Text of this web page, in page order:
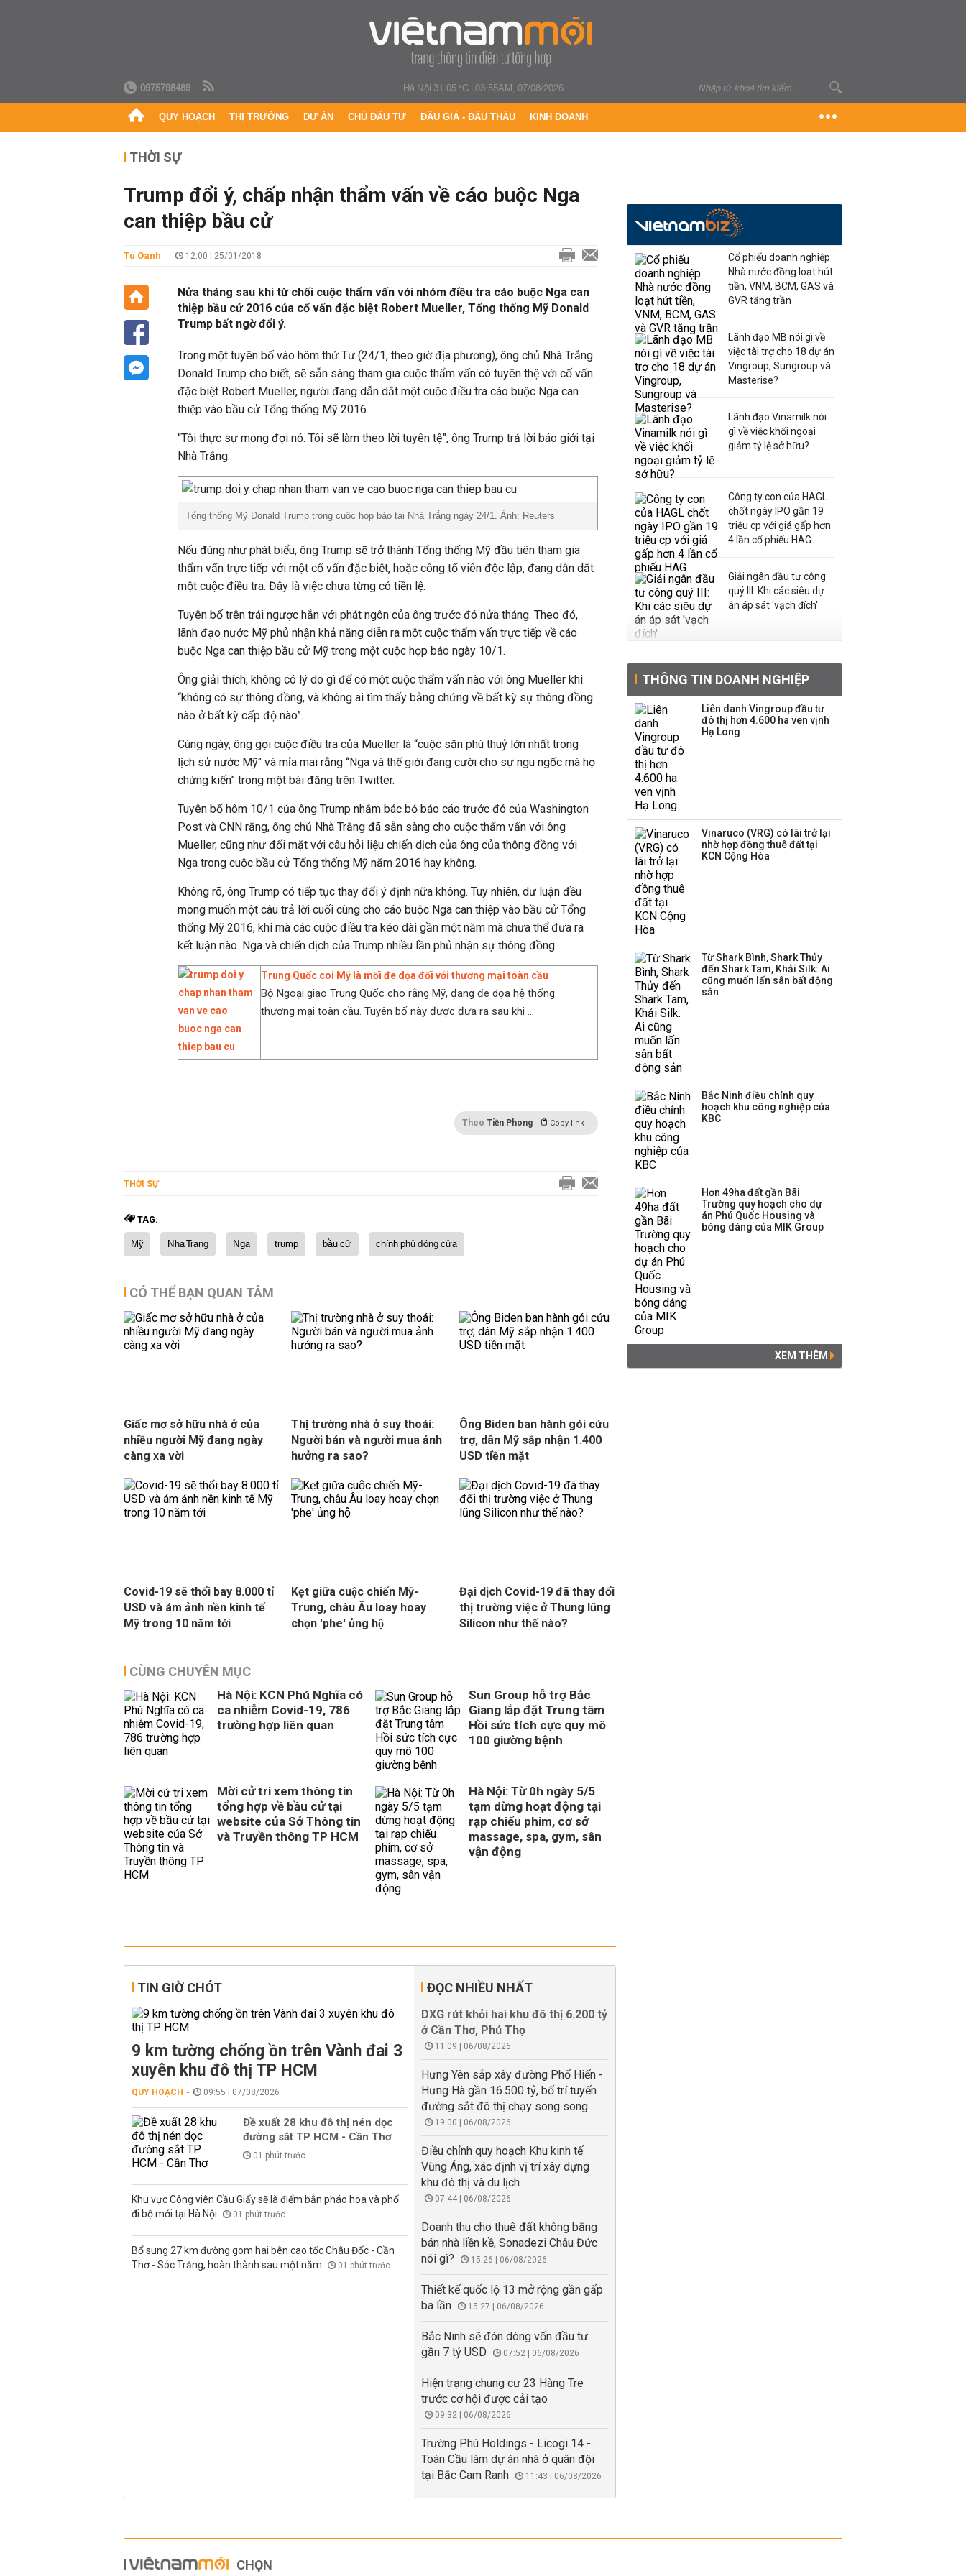
0975798489 Hà Nội 31.05 °C|03:55AM, 07/08/2026
QUY HOẠCH THỊ TRƯỜNG DỰ ÁN CHỦ ĐẦU TƯ ĐẤU GIÁ - ĐẤU THẦU KINH DOANH
THỜI SỰ
Trump đổi ý, chấp nhận thẩm vấn về cáo buộc Nga
can thiệp bầu cử
Tú Oanh 12:00 | 25/01/2018
Nửa tháng sau khi từ chối cuộc thẩm vấn với nhóm điều tra cáo buộc Nga can
thiệp bầu cử 2016 của cố vấn đặc biệt Robert Mueller, Tổng thống Mỹ Donald
Trump bất ngờ đổi ý.
Trong một tuyên bố vào hôm thứ Tư (24/1, theo giờ địa phương), ông chủ Nhà Trắng
Donald Trump cho biết, sẽ sẵn sàng tham gia cuộc thẩm vấn có tuyên thệ với cố vấn
đặc biệt Robert Mueller, người đang dẫn dắt một cuộc điều tra cáo buộc Nga can
thiệp vào bầu cử Tổng thống Mỹ 2016.
“Tôi thực sự mong đợi nó. Tôi sẽ làm theo lời tuyên tệ”, ông Trump trả lời báo giới tại
Nhà Trắng.
Tổng thống Mỹ Donald Trump trong cuộc họp báo tại Nhà Trắng ngày 24/1. Ảnh: Reuters
Nếu đúng như phát biểu, ông Trump sẽ trở thành Tổng thống Mỹ đầu tiên tham gia
thẩm vấn trực tiếp với một cố vấn đặc biệt, hoặc công tố viên độc lập, đang dẫn dắt
một cuộc điều tra. Đây là việc chưa từng có tiền lệ.
Tuyên bố trên trái ngược hẳn với phát ngôn của ông trước đó nửa tháng. Theo đó,
lãnh đạo nước Mỹ phủ nhận khả năng diễn ra một cuộc thẩm vấn trực tiếp về cáo
buộc Nga can thiệp bầu cử Mỹ trong một cuộc họp báo ngày 10/1.
Ông giải thích, không có lý do gì để có một cuộc thẩm vấn nào với ông Mueller khi
“không có sự thông đồng, và không ai tìm thấy bằng chứng về bất kỳ sự thông đồng
nào ở bất kỳ cấp độ nào”.
Cùng ngày, ông gọi cuộc điều tra của Mueller là “cuộc săn phù thuỷ lớn nhất trong
lịch sử nước Mỹ" và mỉa mai rằng “Nga và thế giới đang cười cho sự ngu ngốc mà họ
chứng kiến” trong một bài đăng trên Twitter.
Tuyên bố hôm 10/1 của ông Trump nhằm bác bỏ báo cáo trước đó của Washington
Post và CNN rằng, ông chủ Nhà Trắng đã sẵn sàng cho cuộc thẩm vấn với ông
Mueller, cũng như đối mặt với câu hỏi liệu chiến dịch của ông của thông đồng với
Nga trong cuộc bầu cử Tổng thống Mỹ năm 2016 hay không.
Không rõ, ông Trump có tiếp tục thay đổi ý định nữa không. Tuy nhiên, dư luận đều
mong muốn một câu trả lời cuối cùng cho cáo buộc Nga can thiệp vào bầu cử Tổng
thống Mỹ 2016, khi mà các cuộc điều tra kéo dài gần một năm mà chưa thể đưa ra
kết luận nào. Nga và chiến dịch của Trump nhiều lần phủ nhận sự thông đồng.
Trung Quốc coi Mỹ là mối đe dọa đối với thương mại toàn cầu
Bộ Ngoại giao Trung Quốc cho rằng Mỹ, đang đe dọa hệ thống
thương mại toàn cầu. Tuyên bố này được đưa ra sau khi ...
Theo Tiền Phong Copy link
THỜI SỰ
TAG:
Mỹ Nha Trang Nga trump bầu cử chính phủ đóng cửa
CÓ THỂ BẠN QUAN TÂM
Giấc mơ sở hữu nhà ở của
nhiều người Mỹ đang ngày
càng xa vời
Thị trường nhà ở suy thoái:
Người bán và người mua ảnh
hưởng ra sao?
Ông Biden ban hành gói cứu
trợ, dân Mỹ sắp nhận 1.400
USD tiền mặt
Covid-19 sẽ thổi bay 8.000 tỉ
USD và ám ảnh nền kinh tế
Mỹ trong 10 năm tới
Kẹt giữa cuộc chiến Mỹ-
Trung, châu Âu loay hoay
chọn 'phe' ủng hộ
Đại dịch Covid-19 đã thay đổi
thị trường việc ở Thung lũng
Silicon như thế nào?
CÙNG CHUYÊN MỤC
Hà Nội: KCN Phú Nghĩa có
ca nhiễm Covid-19, 786
trường hợp liên quan
Sun Group hỗ trợ Bắc
Giang lắp đặt Trung tâm
Hồi sức tích cực quy mô
100 giường bệnh
Mời cử tri xem thông tin
tổng hợp về bầu cử tại
website của Sở Thông tin
và Truyền thông TP HCM
Hà Nội: Từ 0h ngày 5/5
tạm dừng hoạt động tại
rạp chiếu phim, cơ sở
massage, spa, gym, sân
vận động
TIN GIỜ CHÓT
9 km tường chống ồn trên Vành đai 3
xuyên khu đô thị TP HCM
QUY HOẠCH 09:55 | 07/08/2026
Đề xuất 28 khu đô thị nén dọc
đường sắt TP HCM - Cần Thơ
01 phút trước
Khu vực Công viên Cầu Giấy sẽ là điểm bắn pháo hoa và phố
đi bộ mới tại Hà Nội
01 phút trước
Bổ sung 27 km đường gom hai bên cao tốc Châu Đốc - Cần
Thơ - Sóc Trăng, hoàn thành sau một năm
01 phút trước
ĐỌC NHIỀU NHẤT
DXG rút khỏi hai khu đô thị 6.200 tỷ
ở Cần Thơ, Phú Thọ
11:09 | 06/08/2026
Hưng Yên sắp xây đường Phố Hiến -
Hưng Hà gần 16.500 tỷ, bố trí tuyến
đường sắt đô thị chạy song song
19:00 | 06/08/2026
Điều chỉnh quy hoạch Khu kinh tế
Vũng Áng, xác định vị trí xây dựng
khu đô thị và du lịch
07:44 | 06/08/2026
Doanh thu cho thuê đất không bằng
bán nhà liền kề, Sonadezi Châu Đức
nói gì?
15:26 | 06/08/2026
Thiết kế quốc lộ 13 mở rộng gần gấp
ba lần
15:27 | 06/08/2026
Bắc Ninh sẽ đón dòng vốn đầu tư
gần 7 tỷ USD
07:52 | 06/08/2026
Hiện trạng chung cư 23 Hàng Tre
trước cơ hội được cải tạo
09:32 | 06/08/2026
Trường Phú Holdings - Licogi 14 -
Toàn Cầu làm dự án nhà ở quân đội
tại Bắc Cam Ranh
11:43 | 06/08/2026
Cổ phiếu doanh nghiệp
Nhà nước đồng loạt hút
tiền, VNM, BCM, GAS và
GVR tăng trần
Lãnh đạo MB nói gì về
việc tài trợ cho 18 dự án
Vingroup, Sungroup và
Masterise?
Lãnh đạo Vinamilk nói
gì về việc khối ngoại
giảm tỷ lệ sở hữu?
Công ty con của HAGL
chốt ngày IPO gần 19
triệu cp với giá gấp hơn
4 lần cổ phiếu HAG
Giải ngân đầu tư công
quý III: Khi các siêu dự
án áp sát 'vạch đích'
triển quỹ hưu trí: Từ tiết
kiệm gia đình thành
nguồn cấp vốn dài hạn
và kinh nghiệm từ
Malaysia
Iran xem xét cấm tàu
Mỹ qua eo biển
THÔNG TIN DOANH NGHIỆP
Liên danh Vingroup đầu tư
đô thị hơn 4.600 ha ven vịnh
Hạ Long
Vinaruco (VRG) có lãi trở lại
nhờ hợp đồng thuê đất tại
KCN Cộng Hòa
Từ Shark Bình, Shark Thủy
đến Shark Tam, Khải Silk: Ai
cũng muốn lấn sân bất động
sản
Bắc Ninh điều chỉnh quy
hoạch khu công nghiệp của
KBC
Hơn 49ha đất gần Bãi
Trường quy hoạch cho dự
án Phú Quốc Housing và
bóng dáng của MIK Group
XEM THÊM
CHỌN